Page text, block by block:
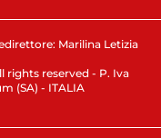
Marilina Letizia
rights reserved - P. Iva
(SA) - ITALIA